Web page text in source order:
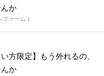
か
ファーム )
方限定】もう外れるの、
か